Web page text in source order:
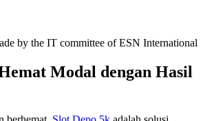
by the IT committee of ESN International
Modal dengan Hasil